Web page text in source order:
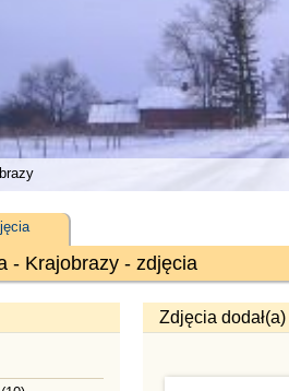
- Krajobrazy - zdjęcia
Zdjęcia dodał(a)